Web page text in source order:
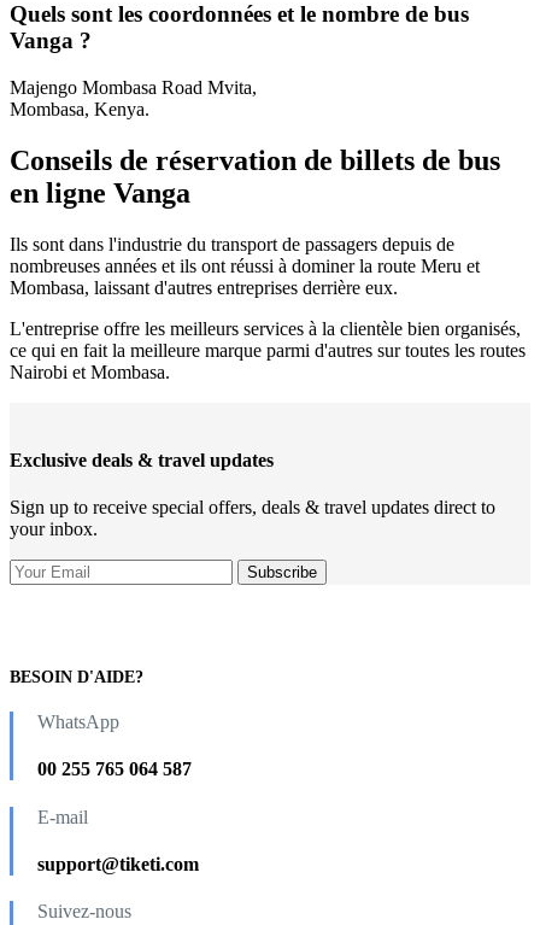
Quels sont les coordonnées et le nombre de bus
Vanga ?
Majengo Mombasa Road Mvita,
Mombasa, Kenya.
Conseils de réservation de billets de bus
en ligne Vanga
Ils sont dans l'industrie du transport de passagers depuis de
nombreuses années et ils ont réussi à dominer la route Meru et
Mombasa, laissant d'autres entreprises derrière eux.
L'entreprise offre les meilleurs services à la clientèle bien organisés,
ce qui en fait la meilleure marque parmi d'autres sur toutes les routes
Nairobi et Mombasa.
Exclusive deals & travel updates
Sign up to receive special offers, deals & travel updates direct to
your inbox.
BESOIN D'AIDE?
WhatsApp
00 255 765 064 587
E-mail
support@tiketi.com
Suivez-nous